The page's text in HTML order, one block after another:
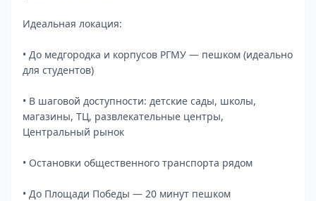
Идеальная локация:
• До медгородка и корпусов РГМУ — пешком (идеально
для студентов)
• В шаговой доступности: детские сады, школы,
магазины, ТЦ, развлекательные центры,
Центральный рынок
• Остановки общественного транспорта рядом
• До Площади Победы — 20 минут пешком